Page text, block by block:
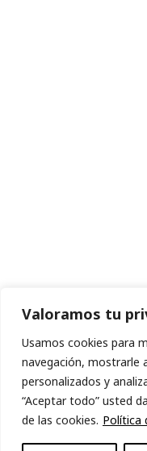
Valoramos tu
Usamos cookies para
navegación, mostrarle
personalizados y
“Aceptar todo” usted
de las cookies. Política